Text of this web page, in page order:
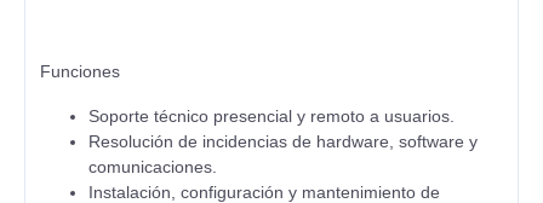
Funciones
Soporte técnico presencial y remoto a usuarios.
Resolución de incidencias de hardware, software y
comunicaciones.
Instalación, configuración y mantenimiento de